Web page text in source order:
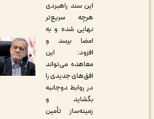
این سند راهبردی
هرچه سریع‌تر
نهایی شده و به
امضا برسد و
افزود: این
معاهده می‌تواند
افق‌های جدیدی را
در روابط دوجانبه
بگشاید و
زمینه‌ساز تأمین